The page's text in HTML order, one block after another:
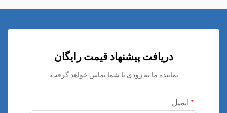
دریافت پیشنهاد قیمت رایگان
نماینده ما به زودی با شما تماس خواهد گرفت.
ایمیل